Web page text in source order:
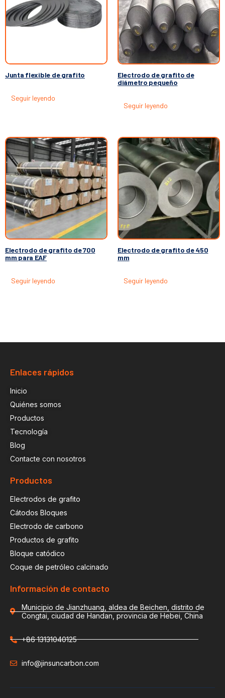
Junta flexible de grafito
Seguir leyendo
Electrodo de grafito de
diámetro pequeño
Seguir leyendo
Electrodo de grafito de 700
mm para EAF
Seguir leyendo
Electrodo de grafito de 450
mm
Seguir leyendo
Enlaces rápidos
Inicio
Quiénes somos
Productos
Tecnología
Blog
Contacte con nosotros
Productos
Electrodos de grafito
Cátodos Bloques
Electrodo de carbono
Productos de grafito
Bloque catódico
Coque de petróleo calcinado
Información de contacto
Municipio de Jianzhuang, aldea de Beichen, distrito de
Congtai, ciudad de Handan, provincia de Hebei, China
+86 13131040125
info@jinsuncarbon.com